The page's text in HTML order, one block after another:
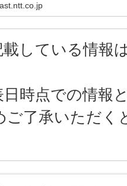
している情報
時点での情報
ご了承いただく